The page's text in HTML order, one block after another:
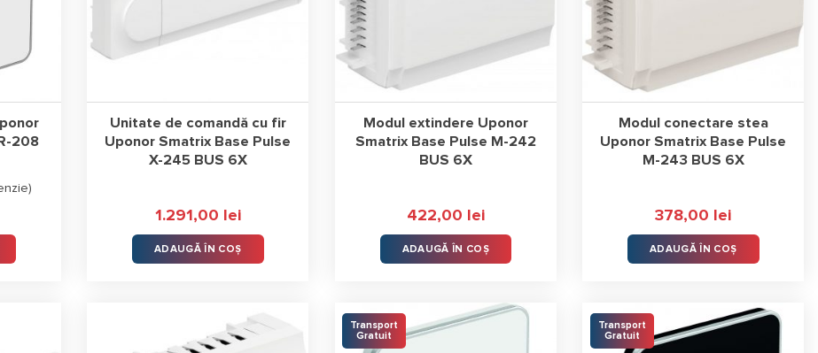
Uponor au depășit toate limitele tehnologiei și cu ajutorul pachetelor Uponor Smatrix Base Pulse, vei putea acum să instalezi în
în pardoseală complet controlabil, smart și eficient, care te ajută să atingi nivelul maxim de confort din locuința ta.
Sistemul poate fi folosit cu ajutorul aplicației dedicate, iar performanțele unui astfel de pachet de control inteligent te va face să te
de control asupra vieții tale.
208
)
Unitate de comandă cu fir
Uponor Smatrix Base Pulse
X-245 BUS 6X
1.291,00 lei
ADAUGĂ ÎN COȘ
Modul extindere Uponor
Smatrix Base Pulse M-242
BUS 6X
422,00 lei
ADAUGĂ ÎN COȘ
Modul conectare stea
Uponor Smatrix Base Pulse
M-243 BUS 6X
378,00 lei
ADAUGĂ ÎN COȘ
Transport
Gratuit
Transport
Gratuit